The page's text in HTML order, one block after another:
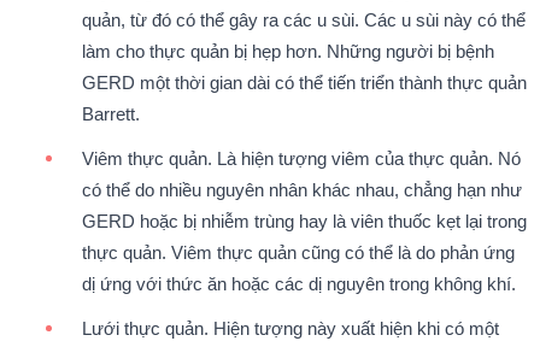
quản, từ đó có thể gây ra các u sùi. Các u sùi này có thể
làm cho thực quản bị hẹp hơn. Những người bị bệnh
GERD một thời gian dài có thể tiến triển thành thực quản
Barrett.
Viêm thực quản. Là hiện tượng viêm của thực quản. Nó
có thể do nhiều nguyên nhân khác nhau, chẳng hạn như
GERD hoặc bị nhiễm trùng hay là viên thuốc kẹt lại trong
thực quản. Viêm thực quản cũng có thể là do phản ứng
dị ứng với thức ăn hoặc các dị nguyên trong không khí.
Lưới thực quản. Hiện tượng này xuất hiện khi có một